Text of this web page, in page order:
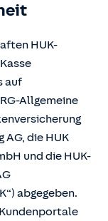
HUK-
auf
Allgemeine
AG, die HUK
und die HUK-
abgegeben.